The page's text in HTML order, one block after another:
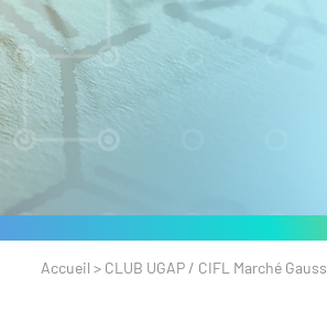
Accueil > CLUB UGAP / CIFL Marché Gauss